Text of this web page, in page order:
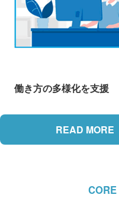
働き方の多様化を支援
READ MORE